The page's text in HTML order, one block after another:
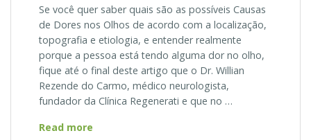
Se você quer saber quais são as possíveis Causas
de Dores nos Olhos de acordo com a localização,
topografia e etiologia, e entender realmente
porque a pessoa está tendo alguma dor no olho,
fique até o final deste artigo que o Dr. Willian
Rezende do Carmo, médico neurologista,
fundador da Clínica Regenerati e que no …
Read more